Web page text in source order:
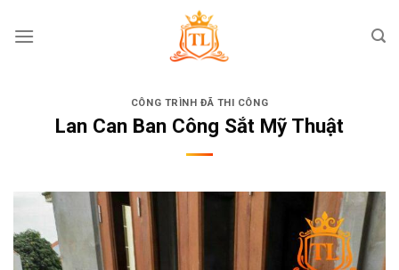
CÔNG TRÌNH ĐÃ THI CÔNG
Lan Can Ban Công Sắt Mỹ Thuật